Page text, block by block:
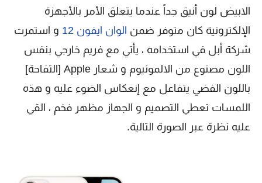
الابيض لون أنيق جداً عندما يتعلق الأمر بالأجهزة
الإلكترونية كان متوفر ضمن الوان ايفون 12
و استمرت
شركة أبل في استخدامه ، يأتي مع فريم خارجي بنفس
اللون مصنوع من الالمونيوم و شعار Apple [التفاحة]
باللون الفضي يتفاعل مع إنعكاس الضوء عليه و هذه
اللمسات تعطي التصميم و الجهاز مظهر فخم ، القي
عليه نظرة عبر الصورة التالية.